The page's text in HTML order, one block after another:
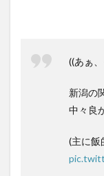
((あぁ
新潟の
中々良
(主に飯